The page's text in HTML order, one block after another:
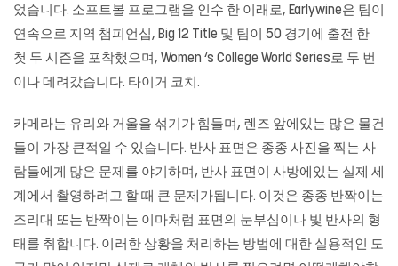
었습니다. 소프트볼 프로그램을 인수 한 이래로, Earlywine은 팀이
연속으로 지역 챔피언십, Big 12 Title 및 팀이 50 경기에 출전 한
첫 두 시즌을 포착했으며, Women ‘s College World Series로 두 번
이나 데려갔습니다. 타이거 코치.
카메라는 유리와 거울을 섞기가 힘들며, 렌즈 앞에있는 많은 물건
들이 가장 큰적일 수 있습니다. 반사 표면은 종종 사진을 찍는 사
람들에게 많은 문제를 야기하며, 반사 표면이 사방에있는 실제 세
계에서 촬영하려고 할 때 큰 문제가됩니다. 이것은 종종 반짝이는
조리대 또는 반짝이는 이마처럼 표면의 눈부심이나 빛 반사의 형
태를 취합니다. 이러한 상황을 처리하는 방법에 대한 실용적인 도